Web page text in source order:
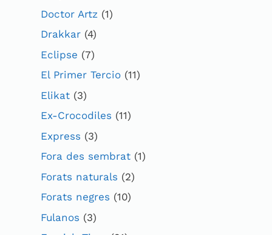
Doctor Artz (1)
Drakkar (4)
Eclipse (7)
El Primer Tercio (11)
Elikat (3)
Ex-Crocodiles (11)
Express (3)
Fora des sembrat (1)
Forats naturals (2)
Forats negres (10)
Fulanos (3)